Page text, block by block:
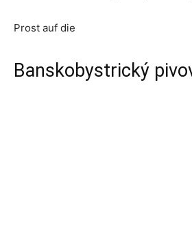
Prost auf die
Banskobystrický